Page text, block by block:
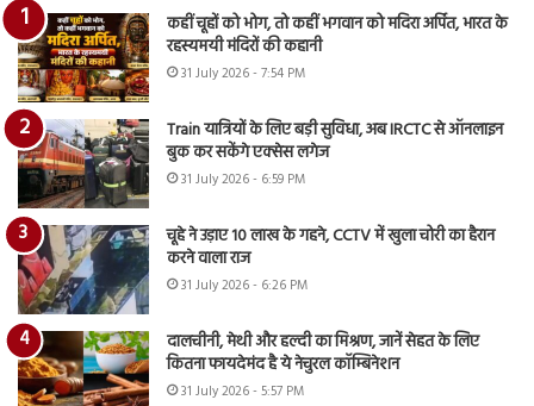
कहीं चूहों को भोग, तो कहीं भगवान को मदिरा अर्पित, भारत के
रहस्यमयी मंदिरों की कहानी
31 July 2026 - 7:54 PM
Train यात्रियों के लिए बड़ी सुविधा, अब IRCTC से ऑनलाइन
बुक कर सकेंगे एक्सेस लगेज
31 July 2026 - 6:59 PM
चूहे ने उड़ाए 10 लाख के गहने, CCTV में खुला चोरी का हैरान
करने वाला राज
31 July 2026 - 6:26 PM
दालचीनी, मेथी और हल्दी का मिश्रण, जानें सेहत के लिए
कितना फायदेमंद है ये नेचुरल कॉम्बिनेशन
31 July 2026 - 5:57 PM